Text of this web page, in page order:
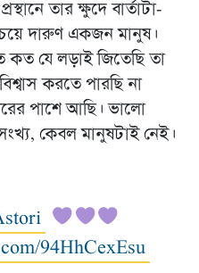
তার ক্ষুদে বার্তাটা-
দারুণ একজন মানুষ।
কত যে লড়াই জিতেছি তা
করতে পারছি না
পাশে আছি। ভালাে
কেবল মানুষটাই নেই।
94HhCexEsu